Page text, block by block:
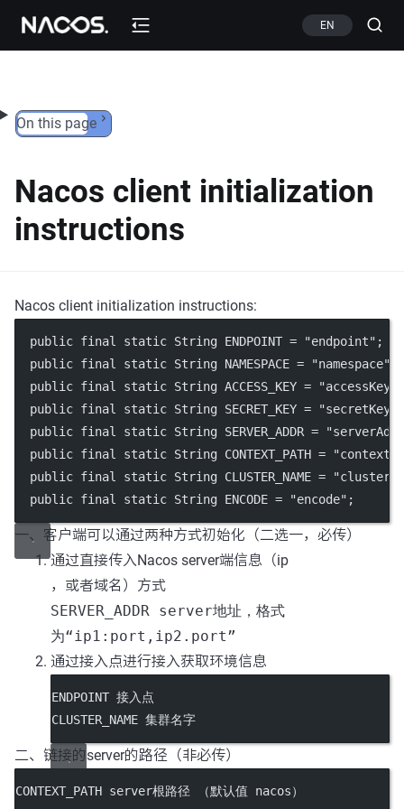
Skip to content EN
On this page
Nacos client initialization
instructions
Nacos client initialization instructions:
  public final static String ENDPOINT = "endpoint";
  public final static String NAMESPACE = "namespace";
  public final static String ACCESS_KEY = "accessKey";
  public final static String SECRET_KEY = "secretKey";
public final static String SERVER_ADDR =
public final static String CONTEXT_PATH =
public final static String CLUSTER_NAME =
  public final static String ENCODE = "encode";
一、客户端可以通过两种方式初始化（二选一，必传）
通过直接传入Nacos server端信息（ip
，或者域名）方式
SERVER_ADDR server地址，格式
为“ip1:port,ip2.port”
通过接入点进行接入获取环境信息
ENDPOINT 接入点
CLUSTER_NAME 集群名字
二、链接的server的路径（非必传）
CONTEXT_PATH server根路径 （默认值 nacos）